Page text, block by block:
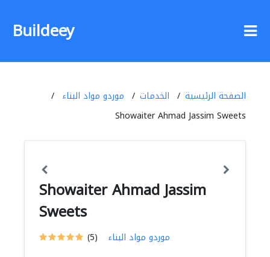
Buildeey
الصفحة الرئيسية الخدمات
موردو مواد البناء
Showaiter Ahmad Jassim Sweets
Showaiter Ahmad Jassim
Sweets
(5) موردو مواد البناء